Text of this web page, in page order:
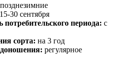
позднезимние
15-30 сентября
перио­да: с
сорта: на 3 год
регулярное